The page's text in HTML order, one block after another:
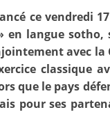
ce vendredi
langue sotho,
avec
classique
que le pays
pour ses